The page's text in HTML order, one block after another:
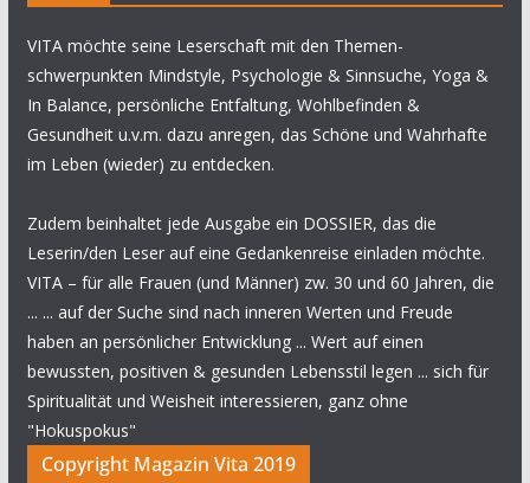
VITA möchte seine Leserschaft mit den Themen-
schwerpunkten Mindstyle, Psychologie & Sinnsuche, Yoga &
In Balance, persönliche Entfaltung, Wohlbefinden &
Gesundheit u.v.m. dazu anregen, das Schöne und Wahrhafte
im Leben (wieder) zu entdecken.
Zudem beinhaltet jede Ausgabe ein DOSSIER, das die
Leserin/den Leser auf eine Gedankenreise einladen möchte.
VITA – für alle Frauen (und Männer) zw. 30 und 60 Jahren, die
... ... auf der Suche sind nach inneren Werten und Freude
haben an persönlicher Entwicklung ... Wert auf einen
bewussten, positiven & gesunden Lebensstil legen ... sich für
Spiritualität und Weisheit interessieren, ganz ohne
"Hokuspokus"
Copyright Magazin Vita 2019